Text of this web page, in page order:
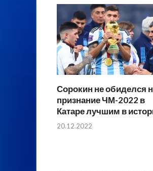
Сорокин не обиделся
признание ЧМ-2022 в
Катаре лучшим в
20.12.2022